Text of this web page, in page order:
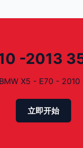
-2013
X5 - E70 -
立即开始